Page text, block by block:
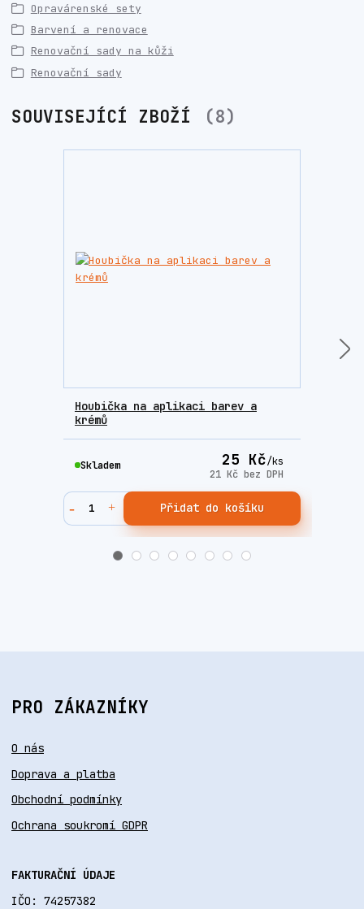
Opravárenské sety
Barvení a renovace
Renovační sady na kůži
Renovační sady
SOUVISEJÍCÍ ZBOŽÍ 8
Houbička na aplikaci barev a
krémů
25 Kč/ks
21 Kč bez DPH
Skladem
Přidat do košíku
PRO ZÁKAZNÍKY
O nás
Doprava a platba
Obchodní podmínky
Ochrana soukromí GDPR
FAKTURAČNÍ ÚDAJE
IČO: 74257382